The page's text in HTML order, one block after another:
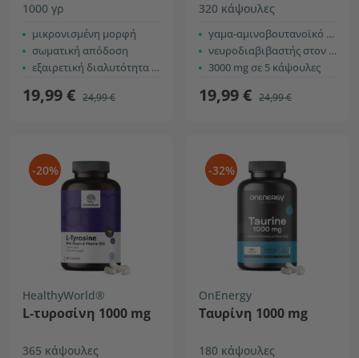
1000 γρ
μικρονισμένη μορφή
σωματική απόδοση
εξαιρετική διαλυτότητα στο νερό
19,99 € 24,99 €
320 κάψουλες
γαμα-αμινοβουτανοϊκό οξύ
νευροδιαβιβαστής στον εγκέφαλο
3000 mg σε 5 κάψουλες
19,99 € 24,99 €
-20%
HealthyWorld®
L-τυροσίνη 1000 mg
365 κάψουλες
-32%
OnEnergy
Ταυρίνη 1000 mg
180 κάψουλες